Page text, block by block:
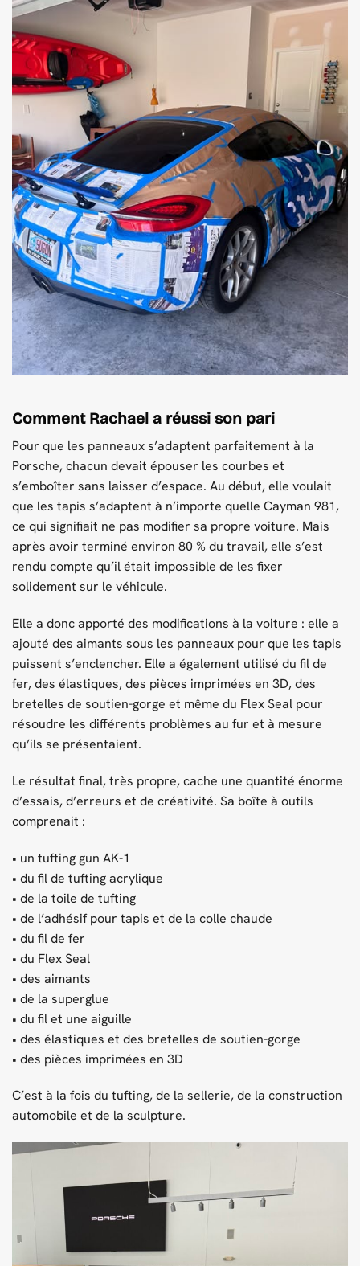
Comment Rachael a réussi son pari
Pour que les panneaux s’adaptent parfaitement à la
Porsche, chacun devait épouser les courbes et
s’emboîter sans laisser d’espace. Au début, elle voulait
que les tapis s’adaptent à n’importe quelle Cayman 981,
ce qui signifiait ne pas modifier sa propre voiture. Mais
après avoir terminé environ 80 % du travail, elle s’est
rendu compte qu’il était impossible de les fixer
solidement sur le véhicule.
Elle a donc apporté des modifications à la voiture : elle a
ajouté des aimants sous les panneaux pour que les tapis
puissent s’enclencher. Elle a également utilisé du fil de
fer, des élastiques, des pièces imprimées en 3D, des
bretelles de soutien-gorge et même du Flex Seal pour
résoudre les différents problèmes au fur et à mesure
qu’ils se présentaient.
Le résultat final, très propre, cache une quantité énorme
d’essais, d’erreurs et de créativité. Sa boîte à outils
comprenait :
• un tufting gun AK-1
• du fil de tufting acrylique
• de la toile de tufting
• de l’adhésif pour tapis et de la colle chaude
• du fil de fer
• du Flex Seal
• des aimants
• de la superglue
• du fil et une aiguille
• des élastiques et des bretelles de soutien-gorge
• des pièces imprimées en 3D
C’est à la fois du tufting, de la sellerie, de la construction
automobile et de la sculpture.